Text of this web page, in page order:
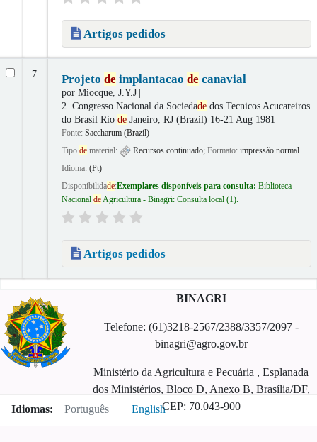
Artigos pedidos
7. Projeto de implantacao de canavial
por Miocque, J.Y.J
2. Congresso Nacional da Sociedadedos Tecnicos Acucareiros
do Brasil Rio deJaneiro, RJ (Brazil) 16-21 Aug 1981
Fonte: Saccharum (Brazil)
Tipo dematerial: Recursos continuado; Formato: impressão normal
Idioma: (Pt)
Disponibilidade:Exemplares disponíveis para consulta: Biblioteca
Nacional deAgricultura - Binagri: Consulta local (1).
Artigos pedidos
BINAGRI
Telefone: (61)3218-2567/2388/3357/2097 -
binagri@agro.gov.br
Ministério da Agricultura e Pecuária , Esplanada
dos Ministérios, Bloco D, Anexo B, Brasília/DF,
CEP: 70.043-900
Idiomas: Português English